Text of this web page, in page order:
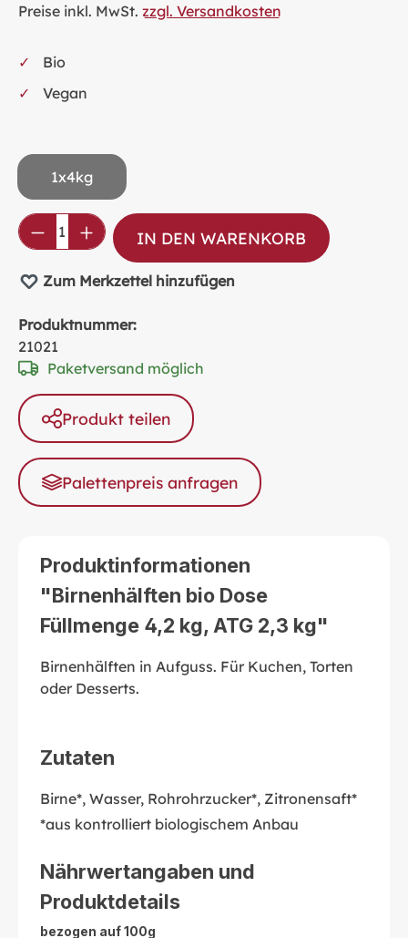
Preise inkl. MwSt. zzgl. Versandkosten
Bio
Vegan
1x4kg
Produkt Anzahl: Gib den gewünschten
IN DEN WARENKORB
Zum Merkzettel hinzufügen
Produktnummer:
21021
Paketversand möglich
Produkt teilen
Palettenpreis anfragen
Produktinformationen
"Birnenhälften bio Dose
Füllmenge 4,2 kg, ATG 2,3 kg"
Birnenhälften in Aufguss. Für Kuchen, Torten
oder Desserts.
Zutaten
Birne*, Wasser, Rohrohrzucker*, Zitronensaft*
*aus kontrolliert biologischem Anbau
Nährwertangaben und
Produktdetails
bezogen auf 100g